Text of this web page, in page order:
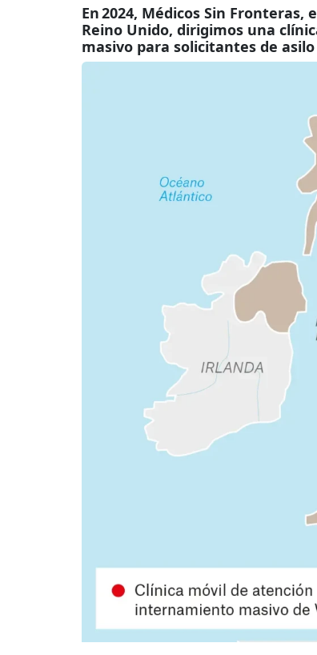
En 2024, Médicos Sin
Reino Unido, dirigimos una
masivo para solicitantes de